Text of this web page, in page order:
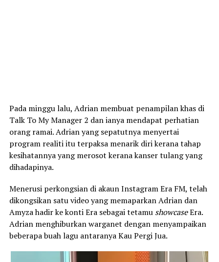
Pada minggu lalu, Adrian membuat penampilan khas di
Talk To My Manager 2 dan ianya mendapat perhatian
orang ramai. Adrian yang sepatutnya menyertai
program realiti itu terpaksa menarik diri kerana tahap
kesihatannya yang merosot kerana kanser tulang yang
dihadapinya.
Menerusi perkongsian di akaun Instagram Era FM, telah
dikongsikan satu video yang memaparkan Adrian dan
Amyza hadir ke konti Era sebagai tetamu showcaseEra.
Adrian menghiburkan warganet dengan menyampaikan
beberapa buah lagu antaranya Kau Pergi Jua.